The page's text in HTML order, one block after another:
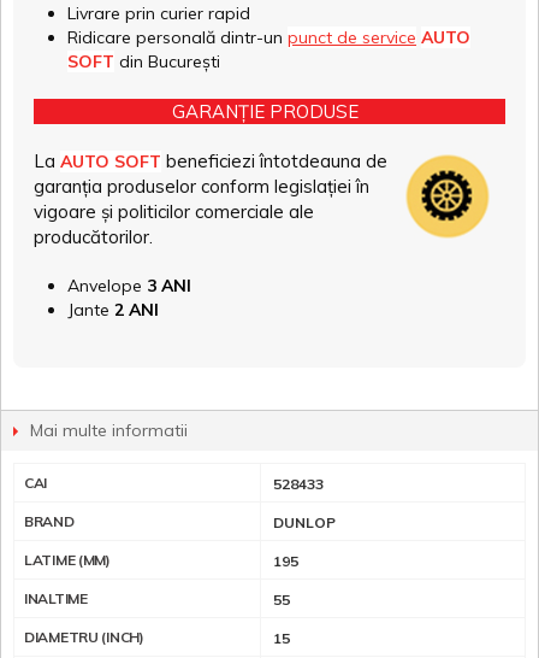
Livrare prin curier rapid
Ridicare personală dintr-un punct de service AUTO
SOFT din București
GARANȚIE PRODUSE
La AUTO SOFT beneficiezi întotdeauna de
garanția produselor conform legislației în
vigoare și politicilor comerciale ale
producătorilor.
Anvelope 3 ANI
Jante 2 ANI
Mai multe informatii
CAI 528433
BRAND DUNLOP
LATIME (MM) 195
INALTIME 55
DIAMETRU (INCH) 15